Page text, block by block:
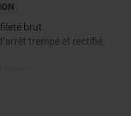
brut.
trempé et rectifié,